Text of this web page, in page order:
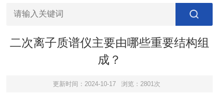
二次离子质谱仪主要由哪些重要结构组
成？
更新时间：2024-10-17 浏览：2801次